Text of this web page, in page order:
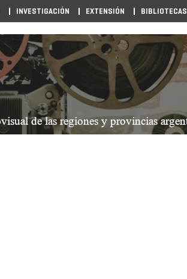
INVESTIGACIÓN EXTENSIÓN BIBLIOTECAS